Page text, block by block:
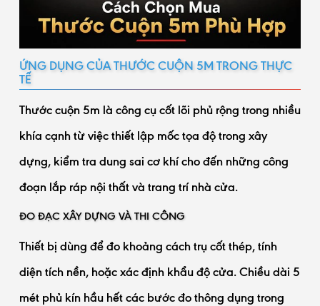
ỨNG DỤNG CỦA THƯỚC CUỘN 5M TRONG THỰC
TẾ
Thước cuộn 5m là công cụ cốt lõi phủ rộng trong nhiều
khía cạnh từ việc thiết lập mốc tọa độ trong xây
dựng, kiểm tra dung sai cơ khí cho đến những công
đoạn lắp ráp nội thất và trang trí nhà cửa.
ĐO ĐẠC XÂY DỰNG VÀ THI CÔNG
Thiết bị dùng để đo khoảng cách trụ cốt thép, tính
diện tích nền, hoặc xác định khẩu độ cửa. Chiều dài 5
mét phủ kín hầu hết các bước đo thông dụng trong